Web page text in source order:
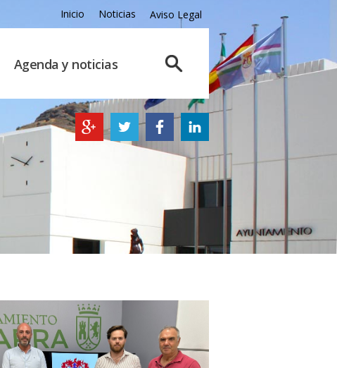
Inicio Noticias Aviso Legal
Agenda y noticias